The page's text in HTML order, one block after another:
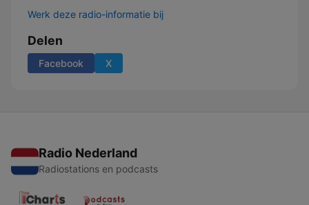
Werk deze radio-informatie bij
Delen
Facebook X
Radio Nederland
Radiostations en podcasts